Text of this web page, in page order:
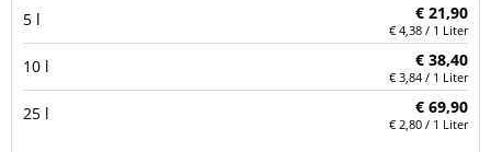
5 l € 21,90
€ 4,38 / 1 Liter
10 l € 38,40
€ 3,84 / 1 Liter
25 l € 69,90
€ 2,80 / 1 Liter